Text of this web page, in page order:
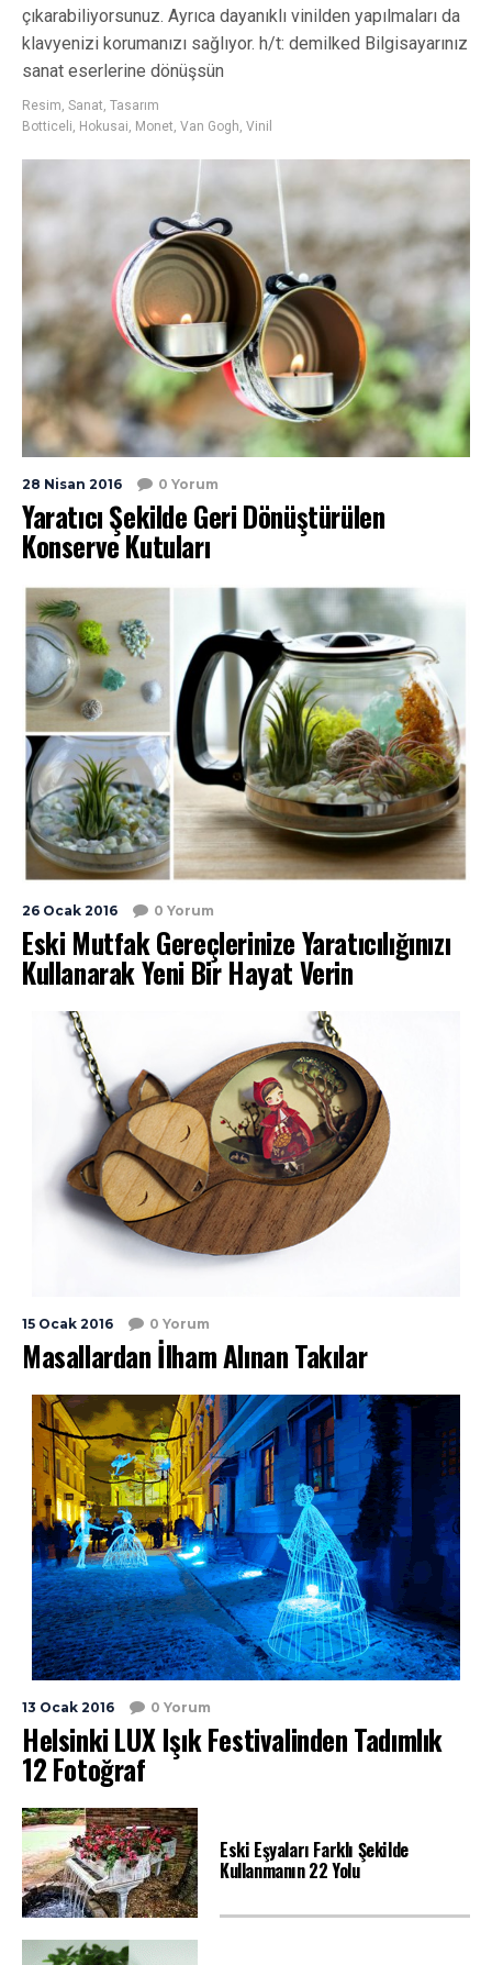
çıkarabiliyorsunuz. Ayrıca dayanıklı vinilden yapılmaları da
klavyenizi korumanızı sağlıyor. h/t: demilked Bilgisayarınız
sanat eserlerine dönüşsün
Resim Sanat Tasarım
Botticeli Hokusai Monet Van Gogh Vinil
28 Nisan 2016 0 Yorum
Yaratıcı Şekilde Geri Dönüştürülen
Konserve Kutuları
26 Ocak 2016 0 Yorum
Eski Mutfak Gereçlerinize Yaratıcılığınızı
Kullanarak Yeni Bir Hayat Verin
15 Ocak 2016 0 Yorum
Masallardan İlham Alınan Takılar
13 Ocak 2016 0 Yorum
Helsinki LUX Işık Festivalinden Tadımlık
12 Fotoğraf
Eski Eşyaları Farklı Şekilde
Kullanmanın 22 Yolu